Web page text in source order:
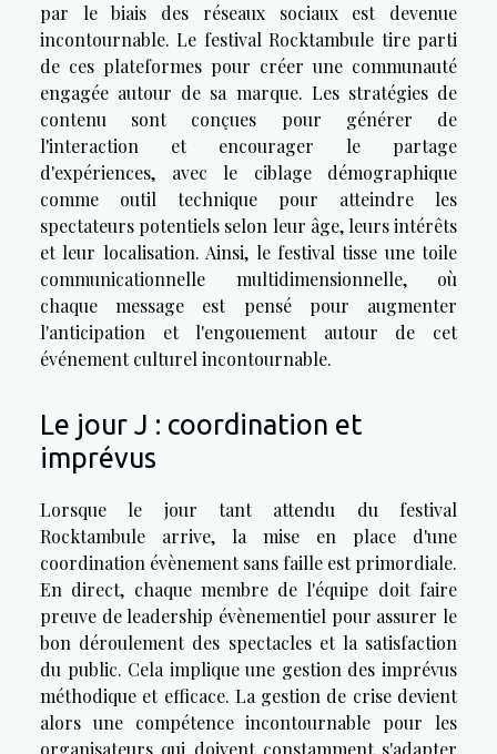
par le biais des réseaux sociaux est devenue
incontournable. Le festival Rocktambule tire parti
de ces plateformes pour créer une communauté
engagée autour de sa marque. Les stratégies de
contenu sont conçues pour générer de
l'interaction et encourager le partage
d'expériences, avec le ciblage démographique
comme outil technique pour atteindre les
spectateurs potentiels selon leur âge, leurs intérêts
et leur localisation. Ainsi, le festival tisse une toile
communicationnelle multidimensionnelle, où
chaque message est pensé pour augmenter
l'anticipation et l'engouement autour de cet
événement culturel incontournable.
Le jour J : coordination et
imprévus
Lorsque le jour tant attendu du festival
Rocktambule arrive, la mise en place d'une
coordination évènement sans faille est primordiale.
En direct, chaque membre de l'équipe doit faire
preuve de leadership évènementiel pour assurer le
bon déroulement des spectacles et la satisfaction
du public. Cela implique une gestion des imprévus
méthodique et efficace. La gestion de crise devient
alors une compétence incontournable pour les
organisateurs qui doivent constamment s'adapter